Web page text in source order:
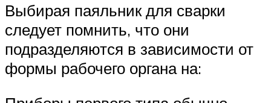
Выбирая паяльник для сварки
следует помнить, что они
подразделяются в зависимости от
формы рабочего органа на: